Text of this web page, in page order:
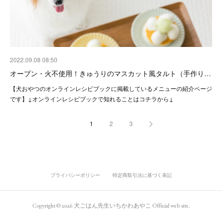
2022.09.08 08:50
オーブン・火不使用！きゅうりのマスカット風タルト（手作り…
【犬おやつのオンラインレシピブックに掲載しているメニューの紹介ページ
です】↓オンラインレシピブックで知れることはコチラから↓
1 2 3
プライバシーポリシー 特定商取引法に基づく表記
Copyright ©2026 犬ごはん先生いちかわあやこ Official web site.